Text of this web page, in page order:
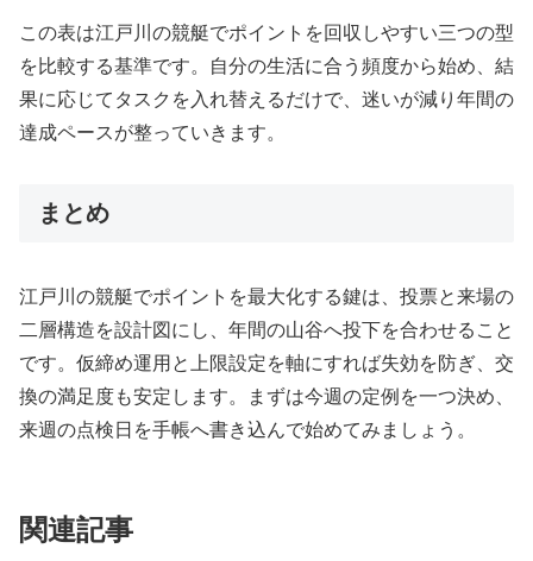
この表は江戸川の競艇でポイントを回収しやすい三つの型
を比較する基準です。自分の生活に合う頻度から始め、結
果に応じてタスクを入れ替えるだけで、迷いが減り年間の
達成ペースが整っていきます。
まとめ
江戸川の競艇でポイントを最大化する鍵は、投票と来場の
二層構造を設計図にし、年間の山谷へ投下を合わせること
です。仮締め運用と上限設定を軸にすれば失効を防ぎ、交
換の満足度も安定します。まずは今週の定例を一つ決め、
来週の点検日を手帳へ書き込んで始めてみましょう。
関連記事